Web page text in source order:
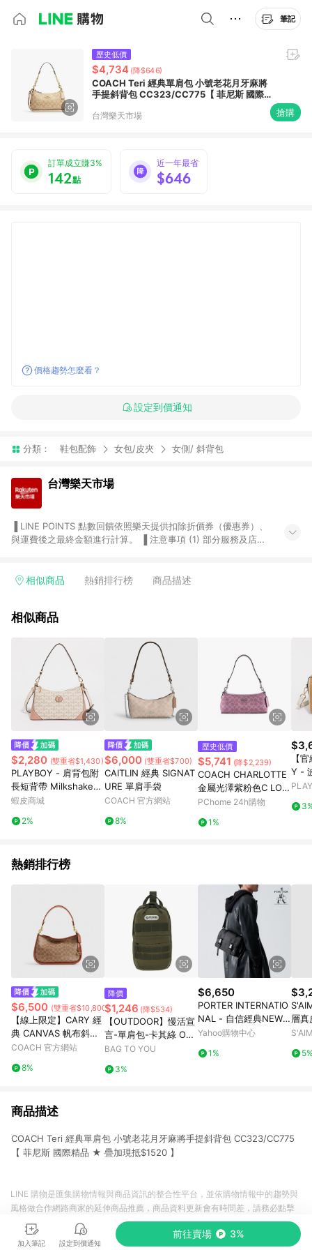
筆記
歷史低價
$4,734 (降$646)
COACH Teri 經典單肩包 小號老花月牙麻將
手提斜背包 CC323/CC775【 菲尼斯 國際精
台灣樂天市場 搶購
訂單成立賺3%
142點
近一年最省
$646
價格趨勢怎麼看？
設定到價通知
分類： 鞋包配飾 女包/皮夾 女側/ 斜背包
台灣樂天市場
與運費後之最終金額進行計算。 ▐ 注意事項 (1) 部分服務及店家
Smart mobile、神腦生活、JS巨盛、樂天KOBO電子書，請詳閱
台灣樂天市場，並在同一瀏覽器於24小時內結帳，才享有 LINE
市場 45 天內完成訂單出貨及結帳，則不符合贈點資格。 (4) 如
使用APP、或中途瀏覽比價網、回饋網、Google等其他網頁、或
由網頁版(電腦版/手機版網頁)切換為App都將會造成追蹤中斷而
無法進行 LINE POINTS 回饋。 (5) LINE 購物為購物資訊整合性
平台，商品資料更新會有時間差，如顯示之商品規格、顏色、價
位、贈品與台灣樂天市場銷售網頁不符，以銷售網頁標示為準。
(6) 導購訂單已逾 365 天，根據台灣樂天回饋規定，逾期訂單將
不符合回饋資格。 (7) 若上述或其他原因，致使消費者無接收到
點數回饋或點數回饋有爭議，台灣樂天市場保有更改條款與法律
追訴之權利，活動詳情以樂天市場網站公告為準。
相似商品 熱銷排行榜 商品描述
相似商品
$2,280 (雙重省$1,430)
PLAYBOY - 肩背包附
長短背帶 MilkshakeBu
nny系列 - 粉色
蝦皮商城
2%
$6,000 (雙重省$700)
CAITLIN 經典 SIGNAT
URE 單肩手袋
COACH 官方網站
8%
歷史低價
$5,741 (降$2,239)
COACH CHARLOTTE
金屬光澤紫粉色C LOG
O PVC橫式手提肩背小
PChome 24h購物
1%
【
Y -
系
熱銷排行榜
$6,500 (雙重省$10,800)
【線上限定】CARY 經
典 CANVAS 帆布斜背
手袋
COACH 官方網站
8%
降價
$1,246 (降$534)
【OUTDOOR】慢活宣
言-單肩包-卡其綠 OD2
33316KI
BAG TO YOU
3%
$6,650
PORTER INTERNATIO
NAL - 自信經典NEW
HEAT斜背包 - 全黑
Yahoo購物中心
1%
層
商品描述
COACH Teri 經典單肩包 小號老花月牙麻將手提斜背包 CC323/CC775
【 菲尼斯 國際精品 ★ 疊加現抵$1520 】
加入筆記 設定到價通知
前往賣場 3%
LINE 購物是匯集購物情報與商品資訊的整合性平台，並依購物情報中的趨勢與
風格做合作網路商家的延伸商品推薦，商品資料更新會有時間差，請務必點擊
商品至各合作網路商家，確認現售價與購物條件，一切資訊以合作廠商網頁為
準。